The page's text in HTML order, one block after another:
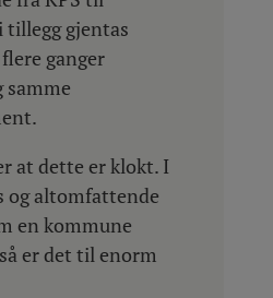
gjentas
ganger
at dette er klokt. I
og altomfattende
en kommune
er det til enorm